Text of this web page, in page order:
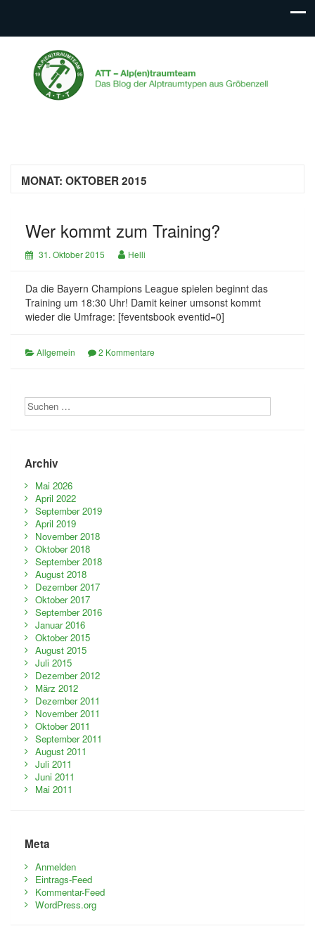
ATT – Alp(en)traumteam
Das Blog der Alptraumtypen aus Gröbenzell
MONAT: OKTOBER 2015
Wer kommt zum Training?
31. Oktober 2015 Helli
Da die Bayern Champions League spielen beginnt das
Training um 18:30 Uhr! Damit keiner umsonst kommt
wieder die Umfrage: [feventsbook eventid=0]
Allgemein 2 Kommentare
Archiv
Mai 2026
April 2022
September 2019
April 2019
November 2018
Oktober 2018
September 2018
August 2018
Dezember 2017
Oktober 2017
September 2016
Januar 2016
Oktober 2015
August 2015
Juli 2015
Dezember 2012
März 2012
Dezember 2011
November 2011
Oktober 2011
September 2011
August 2011
Juli 2011
Juni 2011
Mai 2011
Meta
Anmelden
Eintrags-Feed
Kommentar-Feed
WordPress.org